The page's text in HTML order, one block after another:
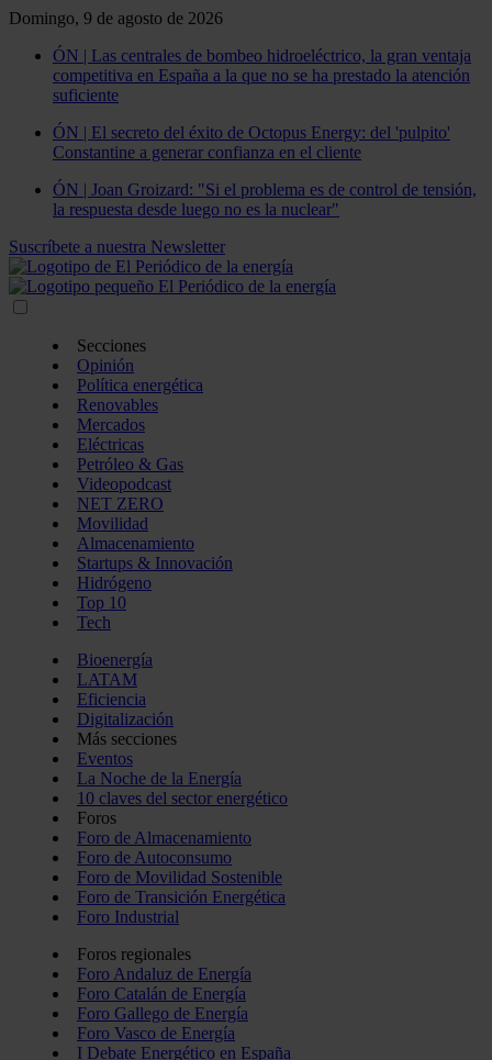
Domingo, 9 de agosto de 2026
ÓN | Las centrales de bombeo hidroeléctrico, la gran ventaja
competitiva en España a la que no se ha prestado la atención
suficiente
ÓN | El secreto del éxito de Octopus Energy: del 'pulpito'
Constantine a generar confianza en el cliente
ÓN | Joan Groizard: "Si el problema es de control de tensión,
la respuesta desde luego no es la nuclear"
Suscríbete a nuestra Newsletter
Secciones
Opinión
Política energética
Renovables
Mercados
Eléctricas
Petróleo & Gas
Videopodcast
NET ZERO
Movilidad
Almacenamiento
Startups & Innovación
Hidrógeno
Top 10
Tech
Bioenergía
LATAM
Eficiencia
Digitalización
Más secciones
Eventos
La Noche de la Energía
10 claves del sector energético
Foros
Foro de Almacenamiento
Foro de Autoconsumo
Foro de Movilidad Sostenible
Foro de Transición Energética
Foro Industrial
Foros regionales
Foro Andaluz de Energía
Foro Catalán de Energía
Foro Gallego de Energía
Foro Vasco de Energía
I Debate Energético en España